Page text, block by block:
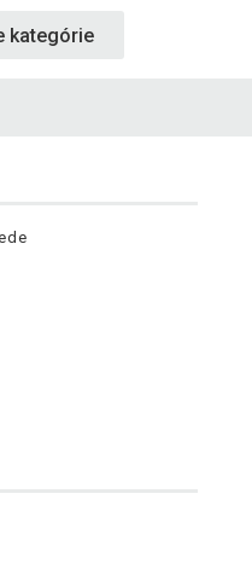
kategórie